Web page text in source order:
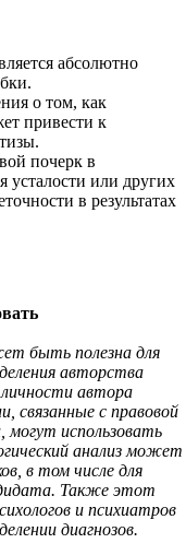
абсолютно
о том, как
привести к
почерк в
усталости или других
в результатах
быть полезна для
авторства
автора
связанные с правовой
могут использовать
анализ может
в том числе для
Также этот
и психиатров
диагнозов.